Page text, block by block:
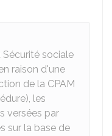
Sécurité sociale
raison d'une
de la CPAM
les
versées par
sur la base de